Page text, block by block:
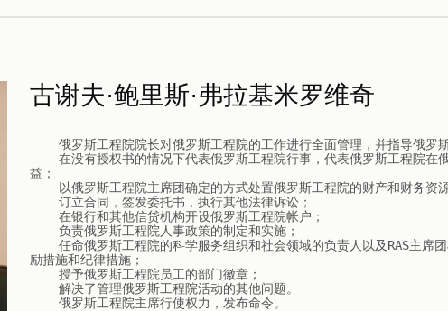
古谢夫·鲍里斯·弗拉基米罗维奇
    俄罗斯工程院院长对俄罗斯工程院的工作进行全面管理，并指导俄罗斯工程院主席团的工作。
    在没有授权书的情况下代表俄罗斯工程院行事，代表俄罗斯工程院在俄罗斯联邦领土内和国外组织中在公共当局和地方当局中的利
益；
    订立合同，签发委托书，执行其他法律诉讼；
    在银行和其他信贷机构开设俄罗斯工程院帐户；
    负责俄罗斯工程院人事政策的制定和实施；
    任命俄罗斯工程院的科学服务组织和社会领域的负责人以及RAS主席团机构的结构部门（领导，独立部门）的负责人，对他们采取激
励措施和纪律措施；
    授予俄罗斯工程院员工的部门徽章；
    解决了管理俄罗斯工程院活动的其他问题。
    俄罗斯工程院主席行使权力，发布命令。